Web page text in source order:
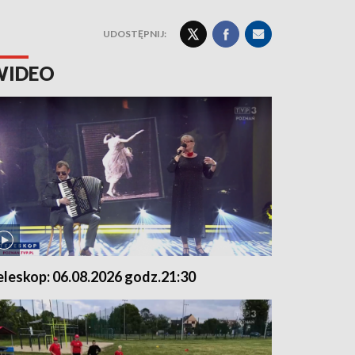
UDOSTĘPNIJ:
06.08.2026 godz.21:30